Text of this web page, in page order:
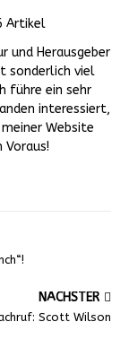
Artikel
und Herausgeber
sonderlich viel
führe ein sehr
interessiert,
Website
Voraus!
NÄCHSTER
Scott Wilson